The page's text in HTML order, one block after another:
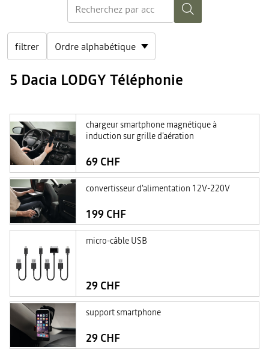
filtrer
5 Dacia LODGY Téléphonie
chargeur smartphone magnétique à
induction sur grille d'aération
69 CHF
convertisseur d'alimentation 12V-220V
199 CHF
micro-câble USB
29 CHF
support smartphone
29 CHF